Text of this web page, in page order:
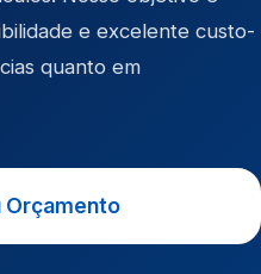
e excelente custo-
quanto em
Orçamento